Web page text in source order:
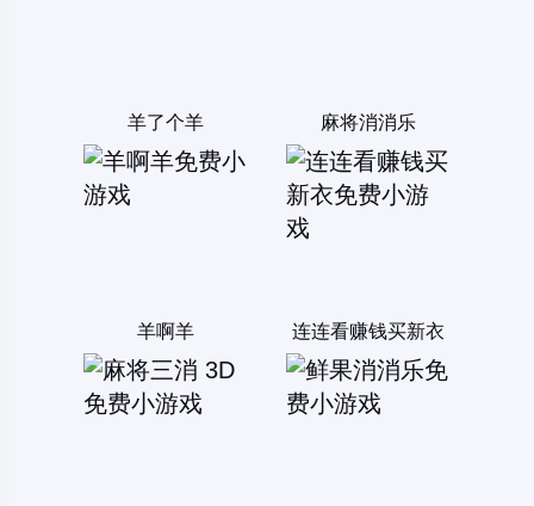
羊了个羊 麻将消消乐
羊啊羊 连连看赚钱买新衣